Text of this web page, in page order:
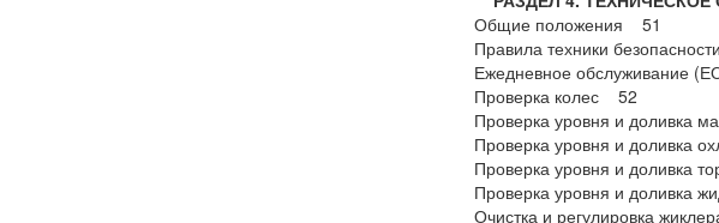
Общие положения 51
Правила техники
Ежедневное обслуживание
Проверка колес 52
Проверка уровня и доливка
Проверка уровня и доливка
Проверка уровня и доливка
Проверка уровня и доливка
Очистка и регулировка